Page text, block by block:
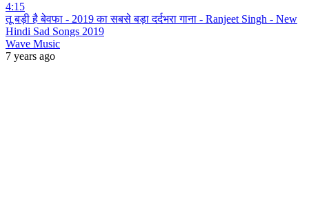
4:15
तू बड़ी है बेवफा - 2019 का सबसे बड़ा दर्दभरा गाना - Ranjeet Singh - New
Hindi Sad Songs 2019
Wave Music
7 years ago